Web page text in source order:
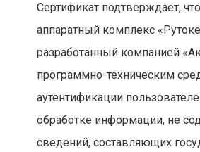
Сертификат подтверждает,
аппаратный комплекс
разработанный компанией
программно-техническим
аутентификации
обработке информации, не
сведений, составляющих